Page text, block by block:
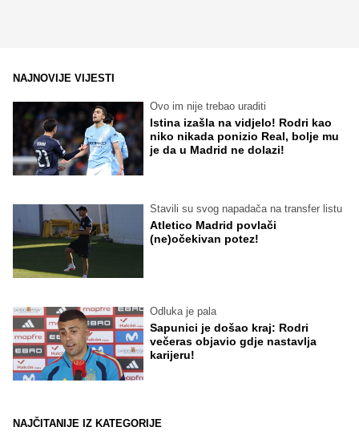
NAJNOVIJE VIJESTI
Ovo im nije trebao uraditi
Istina izašla na vidjelo! Rodri kao
niko nikada ponizio Real, bolje mu
je da u Madrid ne dolazi!
Stavili su svog napadača na transfer listu
Atletico Madrid povlači
(ne)očekivan potez!
Odluka je pala
Sapunici je došao kraj: Rodri
večeras objavio gdje nastavlja
karijeru!
NAJČITANIJE IZ KATEGORIJE